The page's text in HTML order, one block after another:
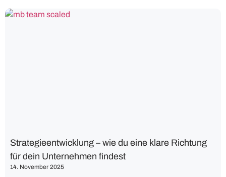
Strategieentwicklung – wie du eine klare Richtung
für dein Unternehmen findest
14. November 2025